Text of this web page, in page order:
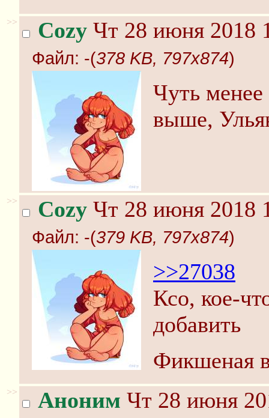
>> Cozy Чт 28 июня 2018
Файл: -(378 KB, 797x874)
Чуть менее
выше,
>> Cozy Чт 28 июня 2018
Файл: -(379 KB, 797x874)
>>27038
Ксо, кое-
добавить
Фикшеная
>> Аноним Чт 28 июня